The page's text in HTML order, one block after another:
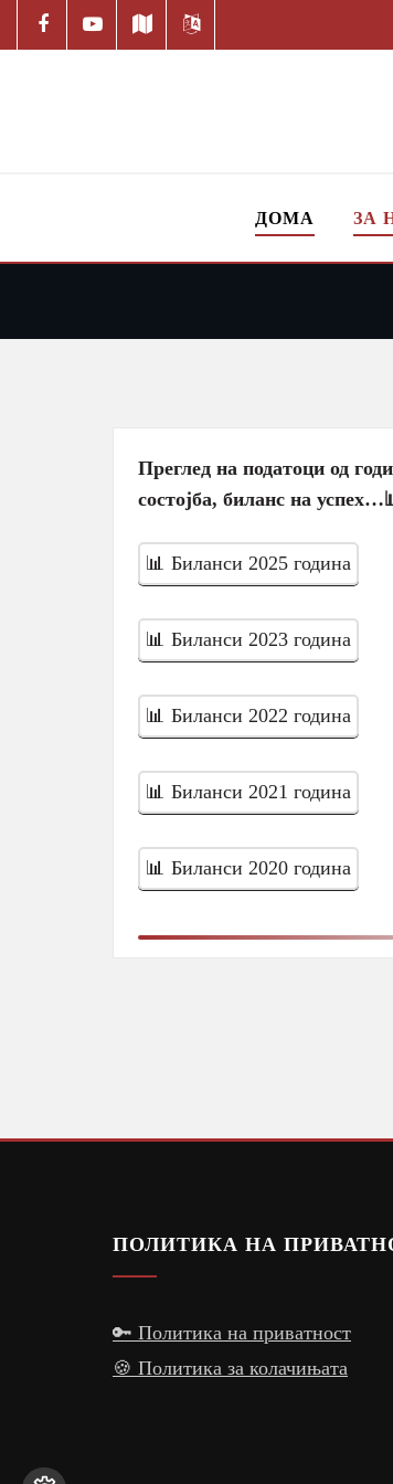
ДОМА ЗА
Преглед на податоци од
состојба, биланс на
📊 Биланси 2025 година
📊 Биланси 2023 година
📊 Биланси 2022 година
📊 Биланси 2021 година
📊 Биланси 2020 година
ПОЛИТИКА НА
🔑 Политика на приватност
🍪 Политика за колачињата